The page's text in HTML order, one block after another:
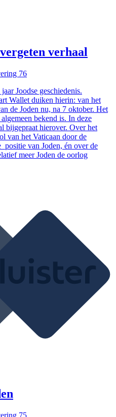
verhaal
76
Joodse geschiedenis.
Wallet duiken hierin: van het
de Joden nu, na 7 oktober. Het
bekend is. In deze
bijgepraat hierover. Over het
van het Vaticaan door de
positie van Joden, én over de
meer Joden de oorlog
75